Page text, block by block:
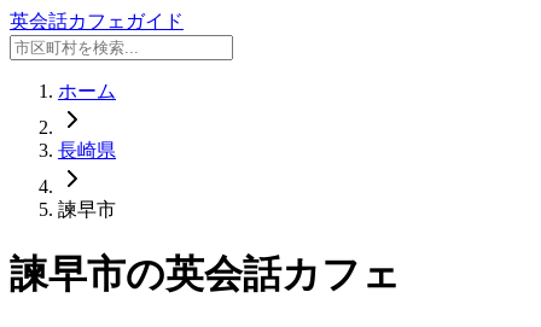
英会話カフェガイド
ホーム
長崎県
諫早市
諫早市の英会話カフェ